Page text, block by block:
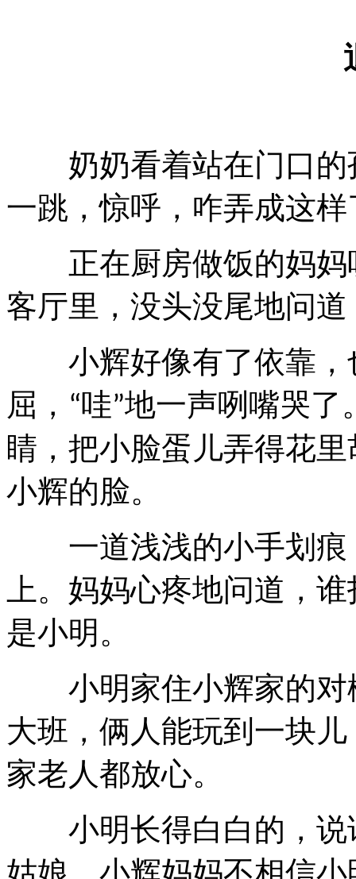
奶奶看着站在门口的
一跳，惊呼，咋弄成这样
正在厨房做饭的妈妈
客厅里，没头没尾地问
小辉好像有了依靠，
屈， “哇”地一声咧嘴哭了
睛，把小脸蛋儿弄得花
小辉的脸。
一道浅浅的小手划痕
上。妈妈心疼地问道，
是小明。
小明家住小辉家的对
大班，俩人能玩到一块
家老人都放心。
小明长得白白的，说